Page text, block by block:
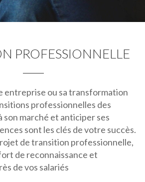
PROFESSIONNELLE
entreprise ou sa transformation
professionnelles des
son marché et anticiper ses
sont les clés de votre succès.
de transition professionnelle,
de reconnaissance et
de vos salariés